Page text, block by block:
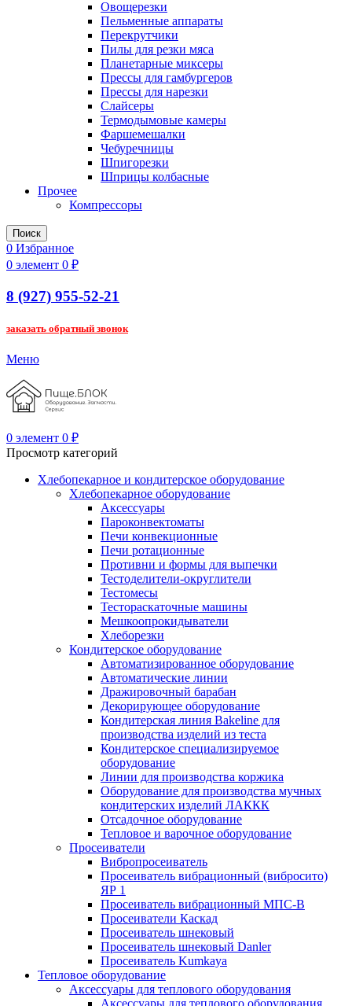
Овощерезки
Пельменные аппараты
Перекрутчики
Пилы для резки мяса
Планетарные миксеры
Прессы для гамбургеров
Прессы для нарезки
Слайсеры
Термодымовые камеры
Фаршемешалки
Чебуречницы
Шпигорезки
Шприцы колбасные
Прочее
Компрессоры
Поиск
0 Избранное
0 элемент 0 ₽
8 (927) 955-52-21
заказать обратный звонок
Меню
0 элемент 0 ₽
Просмотр категорий
Хлебопекарное и кондитерское оборудование
Хлебопекарное оборудование
Аксессуары
Пароконвектоматы
Печи конвекционные
Печи ротационные
Противни и формы для выпечки
Тестоделители-округлители
Тестомесы
Тестораскаточные машины
Мешкоопрокидыватели
Хлеборезки
Кондитерское оборудование
Автоматизированное оборудование
Автоматические линии
Дражировочный барабан
Декорирующее оборудование
Кондитерская линия Bakeline для
производства изделий из теста
Кондитерское специализируемое
оборудование
Линии для производства коржика
Оборудование для производства мучных
кондитерских изделий ЛАККК
Отсадочное оборудование
Тепловое и варочное оборудование
Просеиватели
Вибропросеиватель
Просеиватель вибрационный (вибросито)
ЯР 1
Просеиватель вибрационный МПС-В
Просеиватели Каскад
Просеиватель шнековый
Просеиватель шнековый Danler
Просеиватель Kumkaya
Тепловое оборудование
Аксессуары для теплового оборудования
Аксессуары для теплового оборудования